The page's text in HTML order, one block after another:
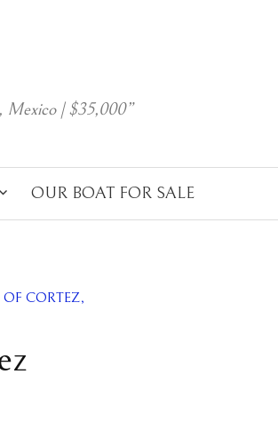
Mexico | $35,000”
OUR BOAT FOR SALE
CORTEZ,